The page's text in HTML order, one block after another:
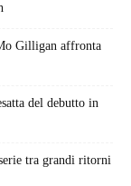
Gilligan affronta
del debutto in
tra grandi ritorni